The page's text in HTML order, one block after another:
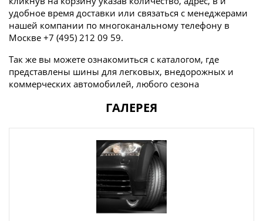
удобное время доставки или связаться с менеджерами
нашей компании по многоканальному телефону в
Москве +7 (495) 212 09 59.
Так же вы можете ознакомиться с каталогом, где
представлены шины для легковых, внедорожных и
коммерческих автомобилей, любого сезона
ГАЛЕРЕЯ